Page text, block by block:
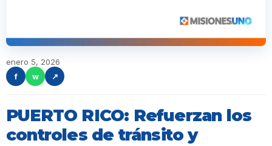
enero 5, 2026
f
w ↗
PUERTO RICO: Refuerzan los
controles de tránsito y